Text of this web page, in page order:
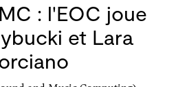
: l'EOC joue
et Lara